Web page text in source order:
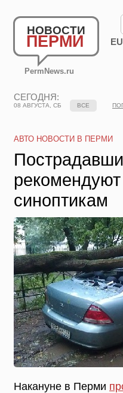
НОВОСТИ
ПЕРМИ
PermNews.ru
СЕГОДНЯ:
08 АВГУСТА, СБ ВСЕ
АВТО НОВОСТИ В ПЕРМИ
рекомендуют
синоптикам
Накануне в Перми